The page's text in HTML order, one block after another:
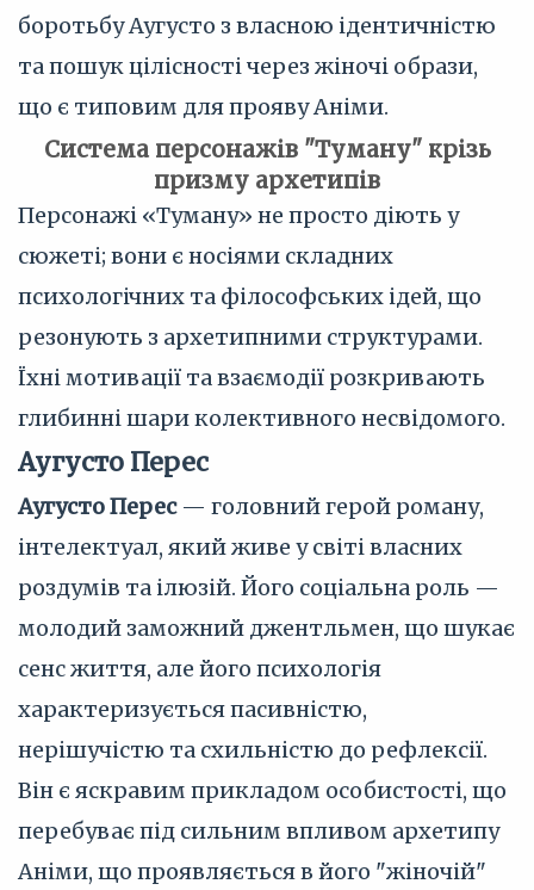
боротьбу Аугусто з власною ідентичністю
та пошук цілісності через жіночі образи,
що є типовим для прояву Аніми.
Система персонажів "Туману" крізь
призму архетипів
Персонажі «Туману» не просто діють у
сюжеті; вони є носіями складних
психологічних та філософських ідей, що
резонують з архетипними структурами.
Їхні мотивації та взаємодії розкривають
глибинні шари колективного несвідомого.
Аугусто Перес
Аугусто Перес— головний герой роману,
інтелектуал, який живе у світі власних
роздумів та ілюзій. Його соціальна роль —
молодий заможний джентльмен, що шукає
сенс життя, але його психологія
характеризується пасивністю,
нерішучістю та схильністю до рефлексії.
Він є яскравим прикладом особистості, що
перебуває під сильним впливом архетипу
Аніми, що проявляється в його "жіночій"